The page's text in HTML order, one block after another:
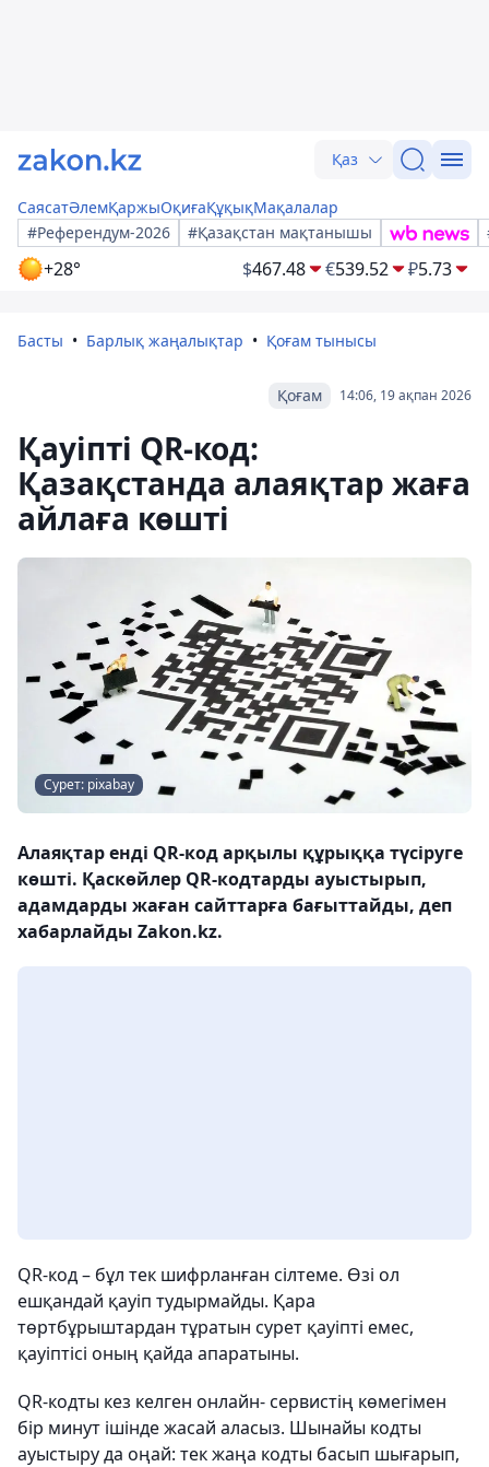
Қаз
СаясатӘлемҚаржыОқиғаҚұқықМақалалар
#Референдум-2026
#Қазақстан мақтанышы
+28° $467.48 €539.52 ₽5.73
Басты Барлық жаңалықтар Қоғам тынысы
14:06, 19 ақпан 2026
Қоғам
Қауіпті QR-код:
Қазақстанда алаяқтар жаға
айлаға көшті
Сурет: pixabay
Алаяқтар енді QR-код арқылы құрыққа түсіруге
көшті. Қаскөйлер QR-кодтарды ауыстырып,
адамдарды жаған сайттарға бағыттайды, деп
хабарлайды Zakon.kz.
QR-код – бұл тек шифрланған сілтеме. Өзі ол
ешқандай қауіп тудырмайды. Қара
төртбұрыштардан тұратын сурет қауіпті емес,
қауіптісі оның қайда апаратыны.
QR-кодты кез келген онлайн- сервистің көмегімен
бір минут ішінде жасай аласыз. Шынайы кодты
ауыстыру да оңай: тек жаңа кодты басып шығарып,